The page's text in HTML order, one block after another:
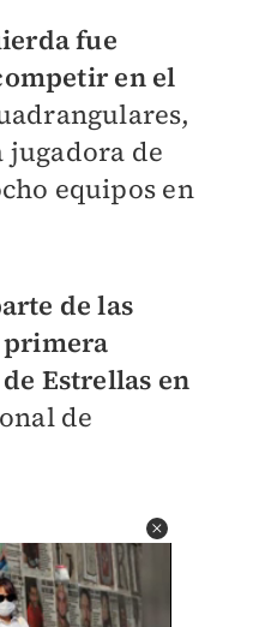
fue
en el
jugadora de
equipos en
de las
primera
de Estrellas en
de